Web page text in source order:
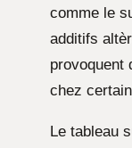
comme le
additifs
provoquent
chez
Le tableau